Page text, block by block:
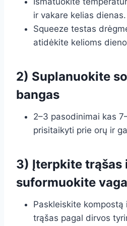
ir vakare kelias
Squeeze testas
atidėkite kelioms
2) Suplanuokite
bangas
2–3 pasodinimai kas
prisitaikyti prie orų ir
3) Įterpkite trąšas
suformuokite
Paskleiskite kompostą
trąšas pagal dirvos